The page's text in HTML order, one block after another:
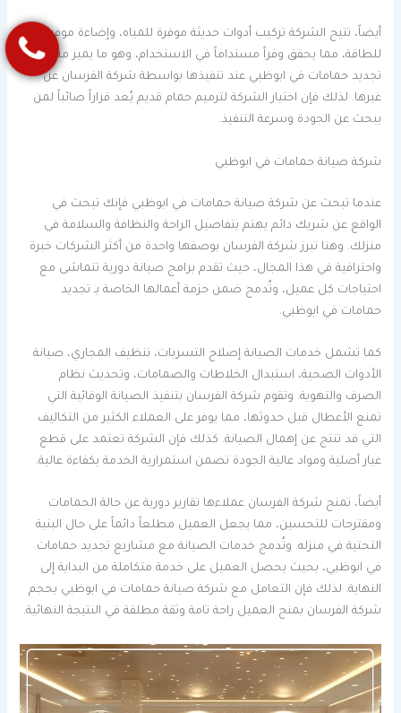
أيضاً، تتيح الشركة تركيب أدوات حديثة موفرة للمياه، وإضاءة موفرة
للطاقة، مما يحقق وفراً مستداماً في الاستخدام، وهو ما يميز مشاريع
تجديد حمامات في ابوظبي عند تنفيذها بواسطة شركة الفرسان عن
غيرها. لذلك فإن اختيار الشركة لترميم حمام قديم يُعد قراراً صائباً لمن
يبحث عن الجودة وسرعة التنفيذ.
شركة صيانة حمامات في ابوظبي
عندما تبحث عن شركة صيانة حمامات في ابوظبي فإنك تبحث في
الواقع عن شريك دائم يهتم بتفاصيل الراحة والنظافة والسلامة في
منزلك. وهنا تبرز شركة الفرسان بوصفها واحدة من أكثر الشركات خبرة
واحترافية في هذا المجال، حيث تقدم برامج صيانة دورية تتماشى مع
احتياجات كل عميل، وتُدمج ضمن حزمة أعمالها الخاصة بـ تجديد
حمامات في ابوظبي.
كما تشمل خدمات الصيانة إصلاح التسربات، تنظيف المجاري، صيانة
الأدوات الصحية، استبدال الخلاطات والصمامات، وتحديث نظام
الصرف والتهوية. وتقوم شركة الفرسان بتنفيذ الصيانة الوقائية التي
تمنع الأعطال قبل حدوثها، مما يوفر على العملاء الكثير من التكاليف
التي قد تنتج عن إهمال الصيانة. كذلك فإن الشركة تعتمد على قطع
غيار أصلية ومواد عالية الجودة تضمن استمرارية الخدمة بكفاءة عالية.
أيضاً، تمنح شركة الفرسان عملاءها تقارير دورية عن حالة الحمامات
ومقترحات للتحسين، مما يجعل العميل مطلعاً دائماً على حال البنية
التحتية في منزله. وتُدمج خدمات الصيانة مع مشاريع تجديد حمامات
في ابوظبي، بحيث يحصل العميل على خدمة متكاملة من البداية إلى
النهاية. لذلك فإن التعامل مع شركة صيانة حمامات في ابوظبي بحجم
شركة الفرسان يمنح العميل راحة تامة وثقة مطلقة في النتيجة النهائية.